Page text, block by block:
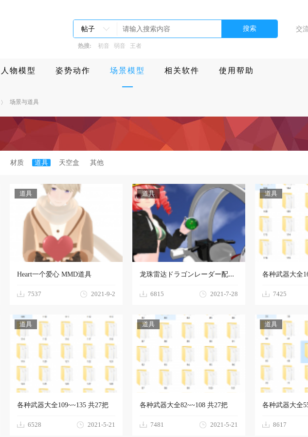
帖子 搜索
热搜: 初音 弱音 王者
交
人物模型 姿势动作 场景模型 相关软件 使用帮助
场景与道具
材质 道具 天空盒 其他
道具
Heart一个爱心 MMD道具
7537 2021-9-2
道具
龙珠雷达ドラゴンレーダー配布用
6815 2021-7-28
道具
各种武器大全
7425
道具
各种武器大全109~~135 共27把
6528 2021-5-21
道具
各种武器大全82~~108 共27把
7481 2021-5-21
道具
各种武器大全
8617